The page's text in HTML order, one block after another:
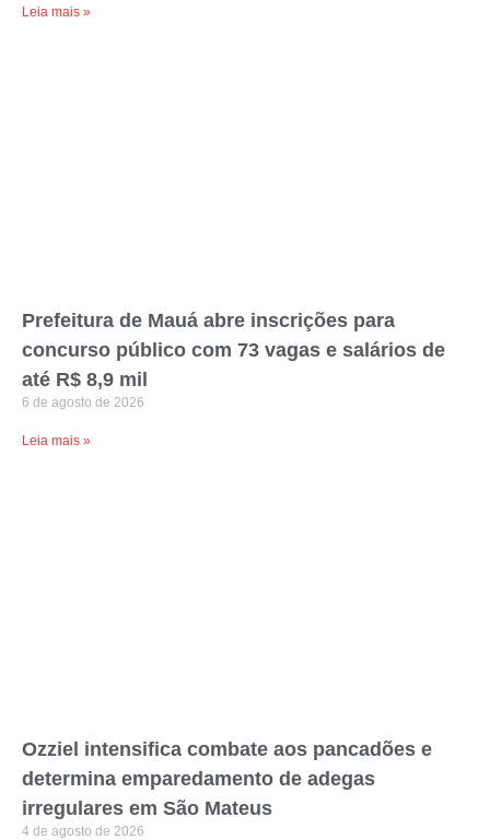
Leia mais »
Prefeitura de Mauá abre inscrições para
concurso público com 73 vagas e salários de
até R$ 8,9 mil
6 de agosto de 2026
Leia mais »
Ozziel intensifica combate aos pancadões e
determina emparedamento de adegas
irregulares em São Mateus
4 de agosto de 2026